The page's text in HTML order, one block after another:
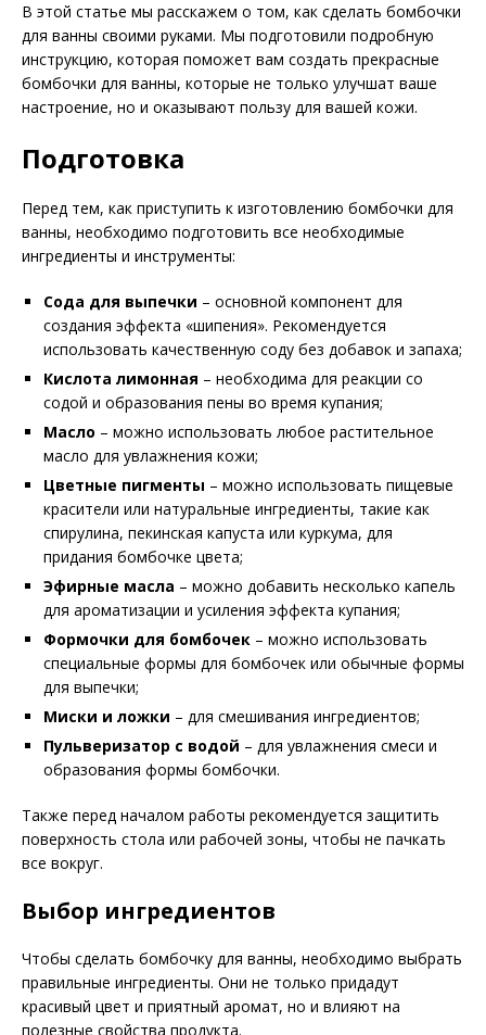
В этой статье мы расскажем о том, как сделать бомбочки
для ванны своими руками. Мы подготовили подробную
инструкцию, которая поможет вам создать прекрасные
бомбочки для ванны, которые не только улучшат ваше
настроение, но и оказывают пользу для вашей кожи.
Подготовка
Перед тем, как приступить к изготовлению бомбочки для
ванны, необходимо подготовить все необходимые
ингредиенты и инструменты:
Сода для выпечки – основной компонент для
создания эффекта «шипения». Рекомендуется
использовать качественную соду без добавок и запаха;
Кислота лимонная – необходима для реакции со
содой и образования пены во время купания;
Масло – можно использовать любое растительное
масло для увлажнения кожи;
Цветные пигменты – можно использовать пищевые
красители или натуральные ингредиенты, такие как
спирулина, пекинская капуста или куркума, для
придания бомбочке цвета;
Эфирные масла – можно добавить несколько капель
для ароматизации и усиления эффекта купания;
Формочки для бомбочек – можно использовать
специальные формы для бомбочек или обычные формы
для выпечки;
Миски и ложки – для смешивания ингредиентов;
Пульверизатор с водой – для увлажнения смеси и
образования формы бомбочки.
Также перед началом работы рекомендуется защитить
поверхность стола или рабочей зоны, чтобы не пачкать
все вокруг.
Выбор ингредиентов
Чтобы сделать бомбочку для ванны, необходимо выбрать
правильные ингредиенты. Они не только придадут
красивый цвет и приятный аромат, но и влияют на
полезные свойства продукта.